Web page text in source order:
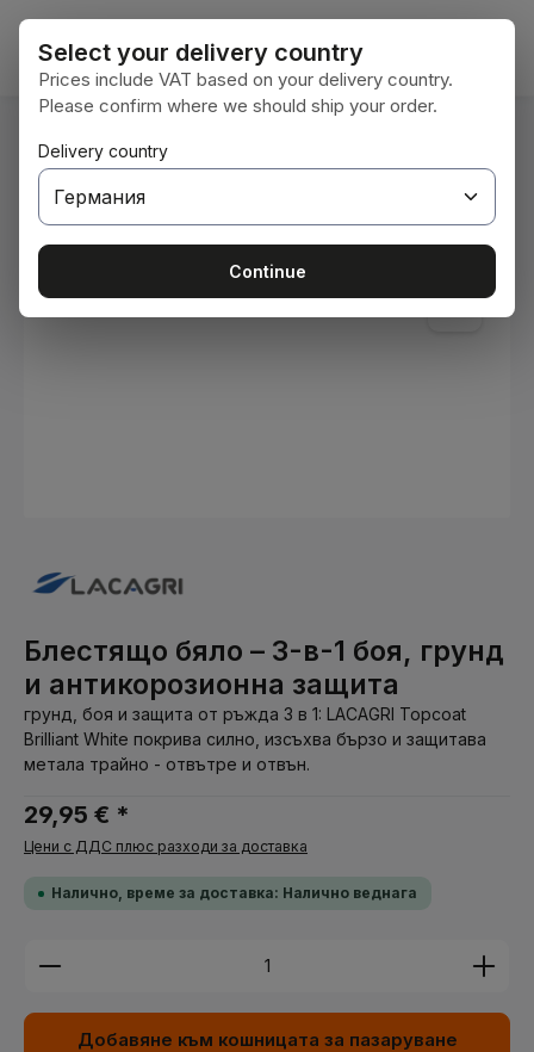
Преминете към основното съдържание
Вие сте тук: Начална страница
Бои и лакове
Пропуснете галерия с изображения
Блестящо бяло – 3-в-1 боя, грунд
и антикорозионна защита
грунд, боя и защита от ръжда 3 в 1: LACAGRI Topcoat
Brilliant White покрива силно, изсъхва бързо и защитава
метала трайно - отвътре и отвън.
29,95 € *
Цени с ДДС плюс разходи за доставка
Налично, време за доставка: Налично веднага
Количество на продукта: Въведете желаната
Добавяне към кошницата за пазаруване
Select your delivery country
Prices include VAT based on your delivery country.
Please confirm where we should ship your order.
Delivery country
Continue